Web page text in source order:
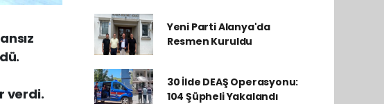
verdi.
Yeni Parti Alanya'da
Resmen Kuruldu
30 İlde DEAŞ Operasyonu:
104 Şüpheli Yakalandı